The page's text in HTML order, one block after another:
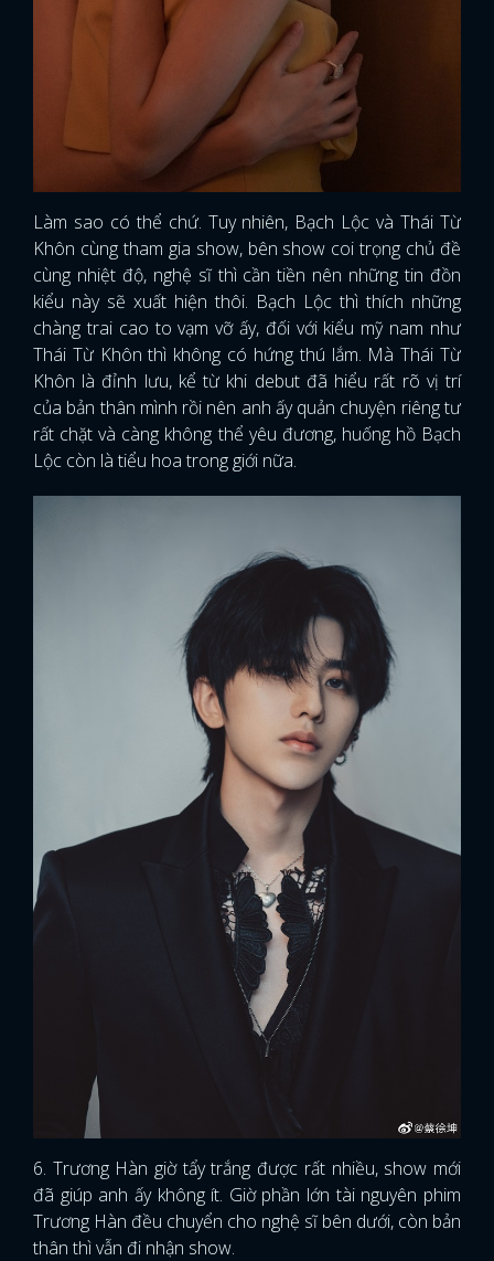
Làm sao có thể chứ. Tuy nhiên, Bạch Lộc và Thái Từ
Khôn cùng tham gia show, bên show coi trọng chủ đề
cùng nhiệt độ, nghệ sĩ thì cần tiền nên những tin đồn
kiểu này sẽ xuất hiện thôi. Bạch Lộc thì thích những
chàng trai cao to vạm vỡ ấy, đối với kiểu mỹ nam như
Thái Từ Khôn thì không có hứng thú lắm. Mà Thái Từ
Khôn là đỉnh lưu, kể từ khi debut đã hiểu rất rõ vị trí
của bản thân mình rồi nên anh ấy quản chuyện riêng tư
rất chặt và càng không thể yêu đương, huống hồ Bạch
Lộc còn là tiểu hoa trong giới nữa.
6. Trương Hàn giờ tẩy trắng được rất nhiều, show mới
đã giúp anh ấy không ít. Giờ phần lớn tài nguyên phim
Trương Hàn đều chuyển cho nghệ sĩ bên dưới, còn bản
thân thì vẫn đi nhận show.